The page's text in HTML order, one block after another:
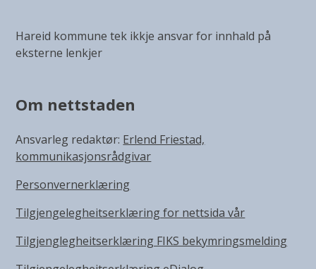
Hareid kommune tek ikkje ansvar for innhald på
eksterne lenkjer
Om nettstaden
Ansvarleg redaktør: Erlend Friestad,
kommunikasjonsrådgivar
Personvernerklæring
Tilgjengelegheitserklæring for nettsida vår
Tilgjenglegheitserklæring FIKS bekymringsmelding